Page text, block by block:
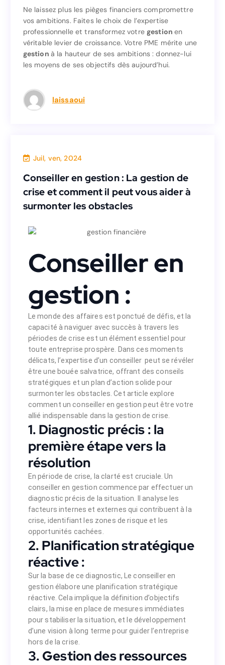
Ne laissez plus les pièges financiers compromettre
vos ambitions. Faites le choix de l’expertise
professionnelle et transformez votre gestionen
véritable levier de croissance. Votre PME mérite une
gestion à la hauteur de ses ambitions : donnez-lui
les moyens de ses objectifs dès aujourd’hui.
laissaoui
votre avenir entrepreneurial.
Ne laissez plus les pièges financiers compromettre
vos ambitions. Faites le choix de l’expertise
professionnelle et transformez votre
gestion
en
véritable levier de croissance. Votre PME mérite une
à la hauteur de ses ambitions : donnez-lui
Juil, ven, 2024
Conseiller en gestion : La gestion de
crise et comment il peut vous aider à
surmonter les obstacles
Conseiller en
gestion :
Le monde des affaires est ponctué de défis, et la
capacité à naviguer avec succès à travers les
périodes de crise est un élément essentiel pour
toute entreprise prospère. Dans ces moments
délicats, l’expertise d’un conseiller peut se révéler
être une bouée salvatrice, offrant des conseils
stratégiques et un plan d’action solide pour
surmonter les obstacles. Cet article explore
comment un conseiller en gestion peut être votre
allié indispensable dans la gestion de crise.
1. Diagnostic précis : la
première étape vers la
résolution
En période de crise, la clarté est cruciale. Un
conseiller en gestion commence par effectuer un
diagnostic précis de la situation. Il analyse les
facteurs internes et externes qui contribuent à la
crise, identifiant les zones de risque et les
opportunités cachées.
2. Planification stratégique
réactive :
Sur la base de ce diagnostic, Le conseiller en
gestion élabore une planification stratégique
réactive. Cela implique la définition d’objectifs
clairs, la mise en place de mesures immédiates
pour stabiliser la situation, et le développement
d’une vision à long terme pour guider l’entreprise
hors de la crise.
3. Gestion des ressources
Assistante administratif
,
Conseiller en gestion
peut vous aider à surmonter les obstacles
gestion :
succès à travers les périodes de crise
délicats, l’expertise d’un conseiller
et un plan d’action solide pour
peut être votre allié indispensable
dans la gestion de crise.